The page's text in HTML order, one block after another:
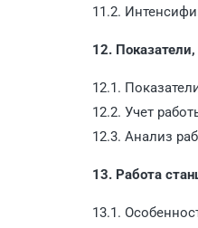
11.2.
12.
12.1.
12.2. Учет
12.3. Анализ
13. Работа
13.1.